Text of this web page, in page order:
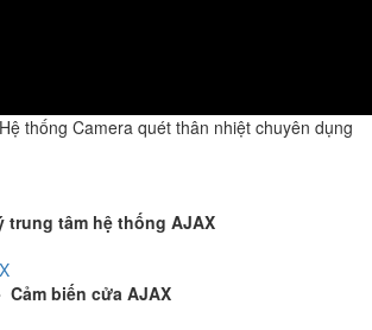
thống Camera quét thân nhiệt chuyên dụng
trung tâm hệ thống AJAX
Cảm biến cửa AJAX